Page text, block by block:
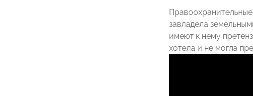
завладела
имеют к нему
хотела и не могла